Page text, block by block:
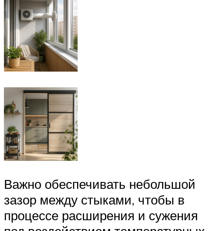
Важно обеспечивать небольшой
зазор между стыками, чтобы в
процессе расширения и сужения